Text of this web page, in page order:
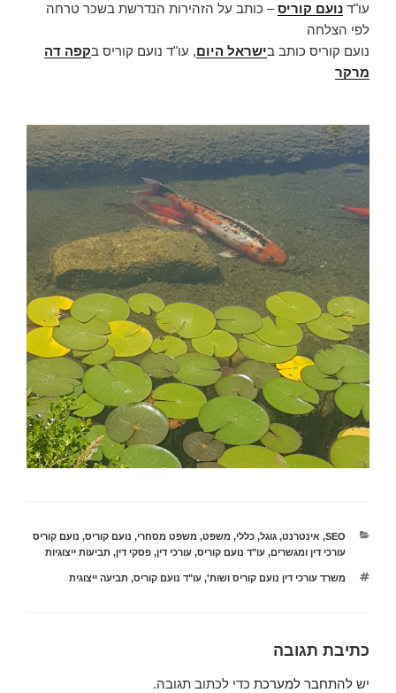
עו"ד נועם קוריס– כותב על הזהירות הנדרשת בשכר טרחה
לפי הצלחה
נועם קוריס כותב בישראל היום, עו"ד נועם קוריס בקפה דה
מרקר
קטגוריות
SEO
, אינטרנט,גוגל,כללי, משפט, משפט מסחרי, נועם קוריס, נועם קוריס
עורכי דין ומגשרים,עו"ד נועם קוריס,עורכי דין,פסקי דין, תביעות ייצוגיות
תגיות
משרד עורכי דין נועם קוריס ושות',עו"ד נועם קוריס, תביעה ייצוגית
כתיבת תגובה
יש להתחבר למערכת כדי לכתוב תגובה.